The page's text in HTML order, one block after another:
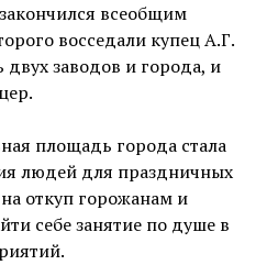
всеобщим
восседали купец А.Г.
двух заводов и города, и
площадь города стала
людей для праздничных
откуп горожанам и
себе занятие по душе в